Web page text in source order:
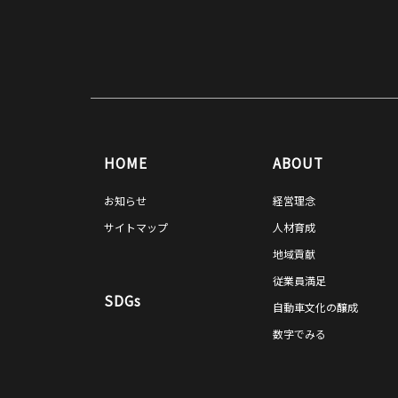
HOME
お知らせ
サイトマップ
SDGs
ABOUT
経営理念
人材育成
地域貢献
従業員満足
自動車文化の醸成
数字でみる